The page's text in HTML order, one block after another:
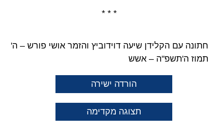
* * *
חתונה עם הקלידן שיעה דוידוביץ והזמר אושי פורש – ה'
תמוז ה'תשפ"ה – אשש
הורדה ישירה
תצוגה מקדימה